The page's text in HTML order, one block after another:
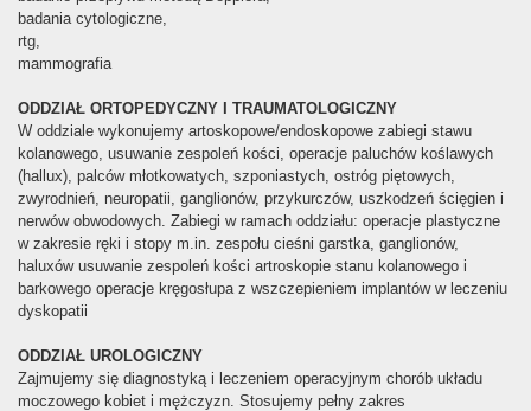
badania cytologiczne,
rtg,
mammografia
ODDZIAŁ ORTOPEDYCZNY I TRAUMATOLOGICZNY
W oddziale wykonujemy artoskopowe/endoskopowe zabiegi stawu
kolanowego, usuwanie zespoleń kości, operacje paluchów koślawych
(hallux), palców młotkowatych, szponiastych, ostróg piętowych,
zwyrodnień, neuropatii, ganglionów, przykurczów, uszkodzeń ścięgien i
nerwów obwodowych. Zabiegi w ramach oddziału: operacje plastyczne
w zakresie ręki i stopy m.in. zespołu cieśni garstka, ganglionów,
haluxów usuwanie zespoleń kości artroskopie stanu kolanowego i
barkowego operacje kręgosłupa z wszczepieniem implantów w leczeniu
dyskopatii
ODDZIAŁ UROLOGICZNY
Zajmujemy się diagnostyką i leczeniem operacyjnym chorób układu
moczowego kobiet i mężczyzn. Stosujemy pełny zakres